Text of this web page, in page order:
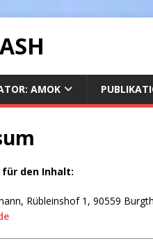
AMOK
den Inhalt:
Rübleinshof 1, 90559